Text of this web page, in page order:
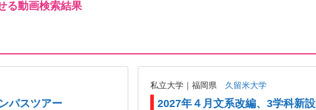
る動画検索結果
パスツアー
私立大学｜福岡県 久留米大学
2027年４月文系改編、3学科新設